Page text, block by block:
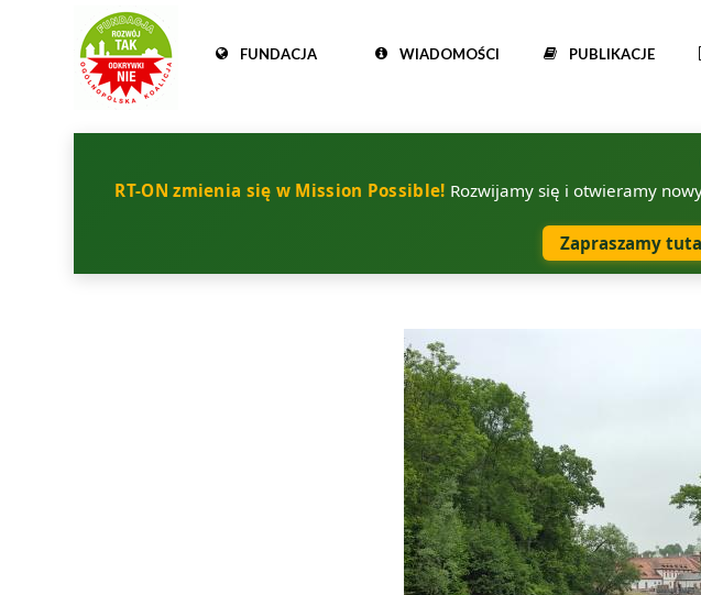
FUNDACJA WIADOMOŚCI PUBLIKACJE
RT-ON zmienia się w Mission Possible! Rozwijamy się i otwieramy
Zapraszamy